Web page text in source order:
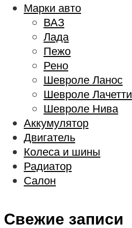
Марки авто
ВАЗ
Лада
Пежо
Рено
Шевроле Ланос
Шевроле Лачетти
Шевроле Нива
Аккумулятор
Двигатель
Колеса и шины
Радиатор
Салон
Свежие записи